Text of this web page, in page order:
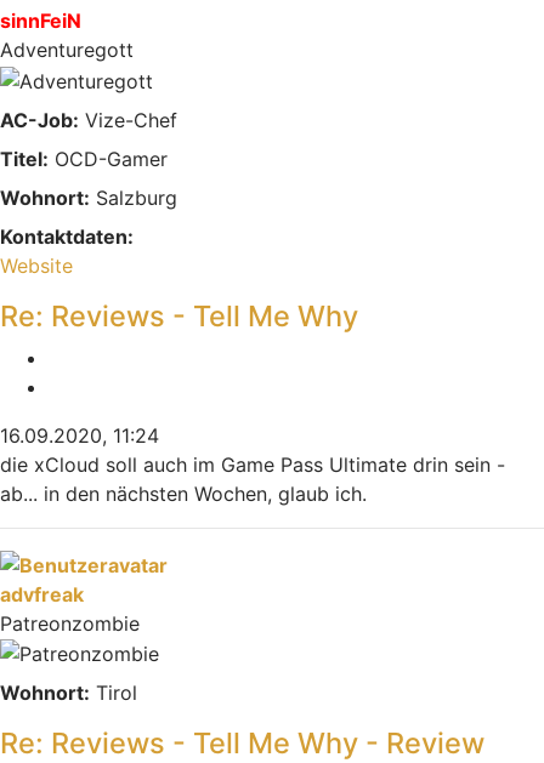
sinnFeiN
Adventuregott
AC-Job: Vize-Chef
Titel: OCD-Gamer
Wohnort: Salzburg
Kontaktdaten:
Kontaktdaten von sinnFeiN
Website
Re: Reviews - Tell Me Why
16.09.2020, 11:24
die xCloud soll auch im Game Pass Ultimate drin sein -
ab... in den nächsten Wochen, glaub ich.
Nach oben
advfreak
Patreonzombie
Wohnort: Tirol
Re: Reviews - Tell Me Why - Review